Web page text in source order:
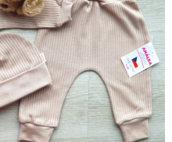
Doprava a platba
vrácení a výměnu